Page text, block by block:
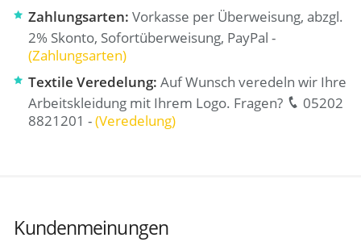
Zahlungsarten:Vorkasse per Überweisung, abzgl.
2% Skonto, Sofortüberweisung, PayPal -
(Zahlungsarten)
Textile Veredelung:Auf Wunsch veredeln wir Ihre
Arbeitskleidung mit Ihrem Logo. Fragen?
05202
8821201 -(Veredelung)
Kundenmeinungen